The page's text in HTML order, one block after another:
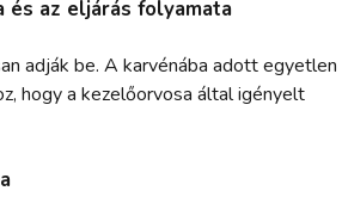
és az eljárás folyamata
adják be. A karvénába adott egyetlen
hogy a kezelőorvosa által igényelt